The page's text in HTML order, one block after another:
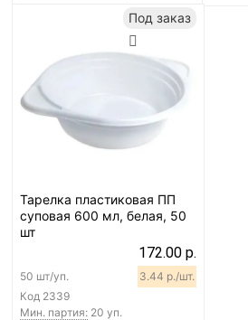
Под заказ
Тарелка пластиковая ПП
суповая 600 мл, белая, 50
шт
172.00 р.
Код 2339
50 шт/уп. 3.44 р./шт.
Мин. партия: 20 уп.